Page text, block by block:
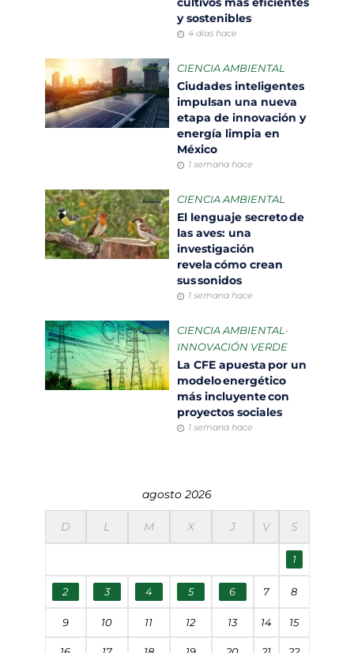
y sostenibles
4 días hace
CIENCIA AMBIENTAL
Ciudades inteligentes
impulsan una nueva
etapa de innovación y
energía limpia en
México
1 semana hace
CIENCIA AMBIENTAL
El lenguaje secreto de
las aves: una
investigación
revela cómo crean
sus sonidos
1 semana hace
CIENCIA AMBIENTAL•
INNOVACIÓN VERDE
La CFE apuesta por un
modelo energético
más incluyente con
proyectos sociales
1 semana hace
agosto 2026
D L M X J V S
1
2 3 4 5 6 7 8
9 10 11 12 13 14 15